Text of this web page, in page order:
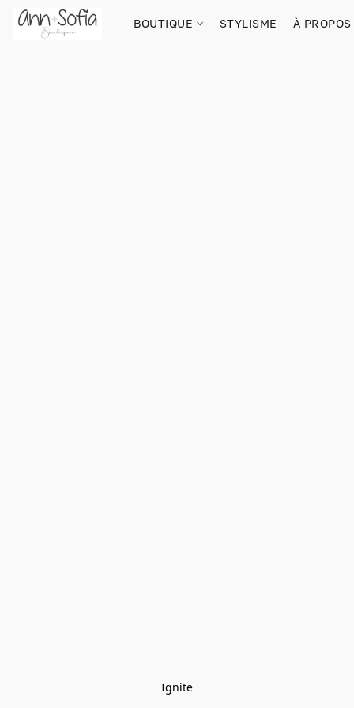
BOUTIQUE STYLISME À
Ignite